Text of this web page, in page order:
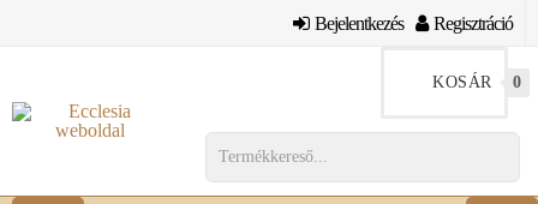
Bejelentkezés Regisztráció
KOSÁR 0